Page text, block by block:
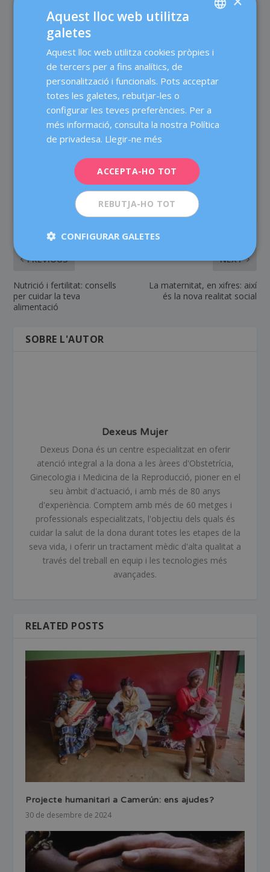
Inflor o dolor intens en una cama
Dolor en el pit o sensació de falta d’aire
permanent
COMPARTEIX: VALORA:
PREVIOUS
Nutrició i fertilitat: consells
per cuidar la teva
alimentació
NEXT
La maternitat, en xifres: així
és la nova realitat social
SOBRE L'AUTOR
Dexeus Mujer
Dexeus Dona és un centre especialitzat en oferir
atenció integral a la dona a les àrees d'Obstetrícia,
Ginecologia i Medicina de la Reproducció, pioner en el
seu àmbit d'actuació, i amb més de 80 anys
d'experiència. Comptem amb més de 60 metges i
professionals especialitzats, l'objectiu dels quals és
cuidar la salut de la dona durant totes les etapes de la
seva vida, i oferir un tractament mèdic d'alta qualitat a
través del treball en equip i les tecnologies més
avançades.
RELATED POSTS
Projecte humanitari a Camerún: ens ajudes?
30 de desembre de 2024
CATALÀ
DEUTSCH
Aquest lloc web utilitza
galetes
Aquest lloc web utilitza cookies pròpies i
de tercers per a fins analítics, de
personalització i funcionals. Pots acceptar
totes les galetes, rebutjar-les o
configurar les teves preferències. Per a
més informació, consulta la nostra Política
de privadesa. Llegir-ne més
ACCEPTA-HO TOT
REBUTJA-HO TOT
CONFIGURAR GALETES